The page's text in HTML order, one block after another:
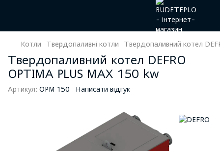
Котли Твердопаливні котли Твердопаливний котел
Твердопаливний котел DEFRO
OPTIMA PLUS MAX 150 kw
Артикул: OPM 150 Написати відгук